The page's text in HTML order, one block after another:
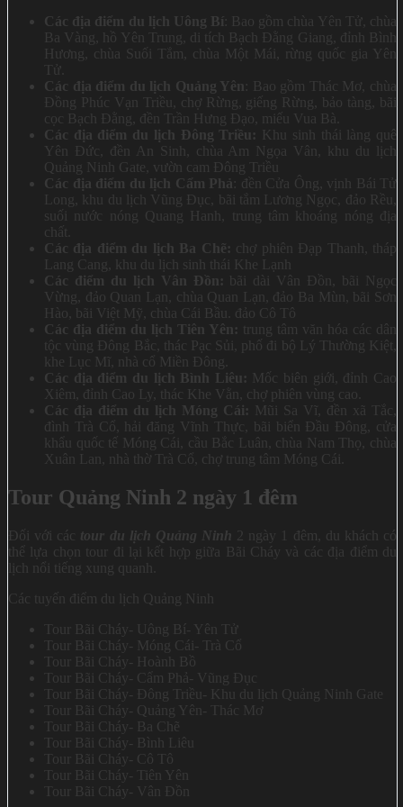
Các địa điểm du lịch Uông Bí : Bao gồm chùa Yên Tử, chùa
Ba Vàng, hồ Yên Trung, di tích Bạch Đằng Giang, đỉnh Bình
Hương, chùa Suối Tắm, chùa Một Mái, rừng quốc gia Yên
Tử.
Các địa điểm du lịch Quảng Yên
: Bao gồm Thác Mơ, chùa
Đồng Phúc Vạn Triều, chợ Rừng, giếng Rừng, bảo tàng, bãi
cọc Bạch Đằng, đền Trần Hưng Đạo, miếu Vua Bà.
Các địa điểm du lịch Đông Triều: Khu sinh thái làng quê
Yên Đức, đền An Sinh, chùa Am Ngọa Vân, khu du lịch
Quảng Ninh Gate, vườn cam Đông Triều
Các địa điểm du lịch Cẩm Phả : đền Cửa Ông, vịnh Bái Tử
Long, khu du lịch Vũng Đục, bãi tắm Lương Ngọc, đảo Rều,
suối nước nóng Quang Hanh, trung tâm khoáng nóng địa
chất.
Các địa điểm du lịch Ba Chẽ: chợ phiên Đạp Thanh, tháp
Lang Cang, khu du lịch sinh thái Khe Lạnh
Các điểm du lịch Vân Đồn: bãi dài Vân Đồn, bãi Ngọc
Vừng, đảo Quan Lạn, chùa Quan Lạn, đảo Ba Mùn, bãi Sơn
Hào, bãi Việt Mỹ, chùa Cái Bầu. đảo Cô Tô
Các địa điểm du lịch Tiên Yên: trung tâm văn hóa các dân
tộc vùng Đông Bắc, thác Pạc Sủi, phố đi bộ Lý Thường Kiệt,
khe Lục Mĩ, nhà cổ Miền Đông.
Các địa điểm du lịch Bình Liêu: Mốc biên giới, đỉnh Cao
Xiêm, đỉnh Cao Ly, thác Khe Vằn, chợ phiên vùng cao.
Các địa điểm du lịch Móng Cái: Mũi Sa Vĩ, đền xã Tắc,
đình Trà Cổ, hải đăng Vĩnh Thực, bãi biển Đầu Đông, cửa
khẩu quốc tế Móng Cái, cầu Bắc Luân, chùa Nam Thọ, chùa
Xuân Lan, nhà thờ Trà Cổ, chợ trung tâm Móng Cái.
Tour Quảng Ninh 2 ngày 1 đêm
Đối với các tour du lịch Quảng Ninh 2 ngày 1 đêm, du khách có
thể lựa chọn tour đi lại kết hợp giữa Bãi Cháy và các địa điểm du
lịch nổi tiếng xung quanh.
Các tuyến điểm du lịch Quảng Ninh
Tour Bãi Cháy- Uông Bí- Yên Tử
Tour Bãi Cháy- Móng Cái- Trà Cổ
Tour Bãi Cháy- Hoành Bồ
Tour Bãi Cháy- Cẩm Phả- Vũng Đục
Tour Bãi Cháy- Đông Triều- Khu du lịch Quảng Ninh Gate
Tour Bãi Cháy- Quảng Yên- Thác Mơ
Tour Bãi Cháy- Ba Chẽ
Tour Bãi Cháy- Bình Liêu
Tour Bãi Cháy- Cô Tô
Tour Bãi Cháy- Tiên Yên
Tour Bãi Cháy- Vân Đồn